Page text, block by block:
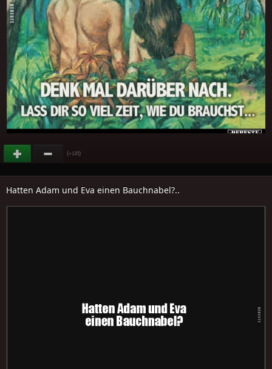
(+120)
Hatten Adam und Eva einen Bauchnabel?..